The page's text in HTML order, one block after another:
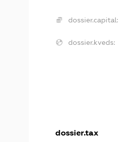
dossier.capital:
dossier.kveds:
dossier.tax